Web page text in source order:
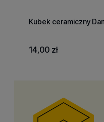
Kubek ceramiczny
14,00 zł